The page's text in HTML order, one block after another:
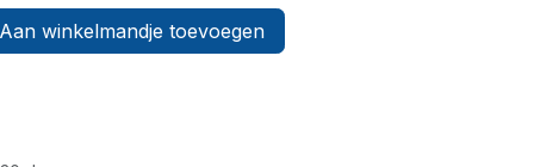
Aan winkelmandje toevoegen